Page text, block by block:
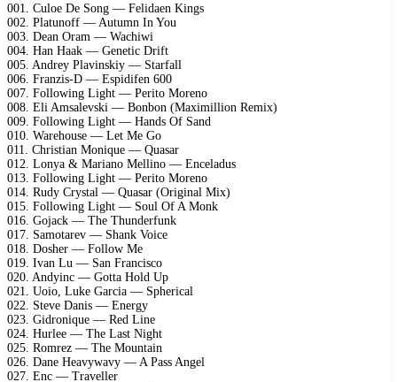
001. Culoe De Song — Felidaen Kings
002. Platunoff — Autumn In You
003. Dean Oram — Wachiwi
004. Han Haak — Genetic Drift
005. Andrey Plavinskiy — Starfall
006. Franzis-D — Espidifen 600
007. Following Light — Perito Moreno
008. Eli Amsalevski — Bonbon (Maximillion Remix)
009. Following Light — Hands Of Sand
010. Warehouse — Let Me Go
011. Christian Monique — Quasar
012. Lonya & Mariano Mellino — Enceladus
013. Following Light — Perito Moreno
014. Rudy Crystal — Quasar (Original Mix)
015. Following Light — Soul Of A Monk
016. Gojack — The Thunderfunk
017. Samotarev — Shank Voice
018. Dosher — Follow Me
019. Ivan Lu — San Francisco
020. Andyinc — Gotta Hold Up
021. Uoio, Luke Garcia — Spherical
022. Steve Danis — Energy
023. Gidronique — Red Line
024. Hurlee — The Last Night
025. Romrez — The Mountain
026. Dane Heavywavy — A Pass Angel
027. Enc — Traveller